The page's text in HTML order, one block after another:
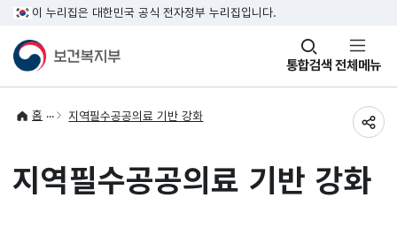
이 누리집은 대한민국 공식 전자정부 누리집입니다.
통합검색
창
열기 전체메뉴
홈 지역필수공공의료 기반 강화
지역필수공공의료 기반 강화